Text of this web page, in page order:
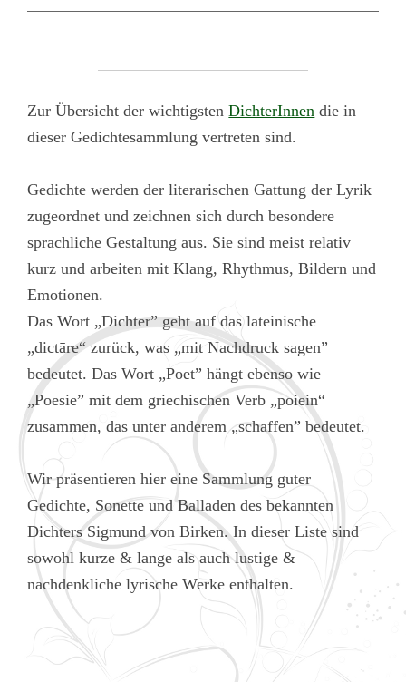
Zur Übersicht der wichtigstenDichterInnen die in
dieser Gedichtesammlung vertreten sind.
Gedichte werden der literarischen Gattung der Lyrik
zugeordnet und zeichnen sich durch besondere
sprachliche Gestaltung aus. Sie sind meist relativ
kurz und arbeiten mit Klang, Rhythmus, Bildern und
Emotionen.
Das Wort „Dichter” geht auf das lateinische
„dictāre“ zurück, was „mit Nachdruck sagen”
bedeutet. Das Wort „Poet” hängt ebenso wie
„Poesie” mit dem griechischen Verb „poiein“
zusammen, das unter anderem „schaffen” bedeutet.
Wir präsentieren hier eine Sammlung guter
Gedichte, Sonette und Balladen des bekannten
Dichters Sigmund von Birken. In dieser Liste sind
sowohl kurze & lange als auch lustige &
nachdenkliche lyrische Werke enthalten.